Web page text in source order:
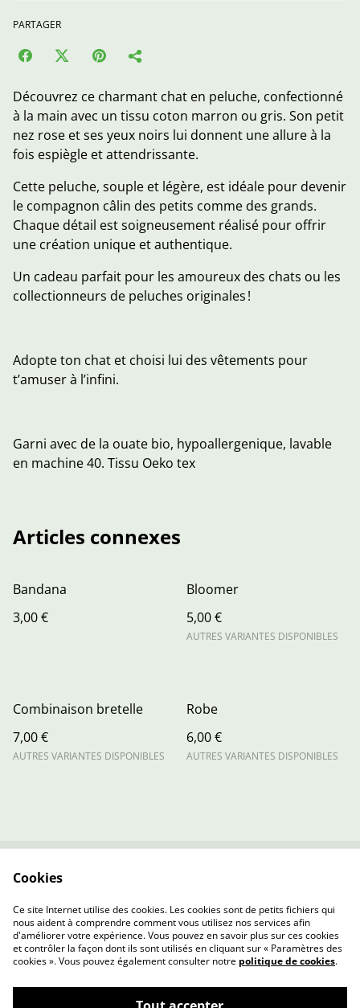
PARTAGER
Découvrez ce charmant chat en peluche, confectionné
à la main avec un tissu coton marron ou gris. Son petit
nez rose et ses yeux noirs lui donnent une allure à la
fois espiègle et attendrissante.
Cette peluche, souple et légère, est idéale pour devenir
le compagnon câlin des petits comme des grands.
Chaque détail est soigneusement réalisé pour offrir
une création unique et authentique.
Un cadeau parfait pour les amoureux des chats ou les
collectionneurs de peluches originales !
Adopte ton chat et choisi lui des vêtements pour
t’amuser à l’infini.
Garni avec de la ouate bio, hypoallergenique, lavable
en machine 40. Tissu Oeko tex
Articles connexes
Bandana
3,00 €
Bloomer
5,00 €
AUTRES VARIANTES DISPONIBLES
Combinaison bretelle
7,00 €
AUTRES VARIANTES DISPONIBLES
Robe
6,00 €
AUTRES VARIANTES DISPONIBLES
Politique de
confidentialité
Politique de cookies
Cookies
Ce site Internet utilise des cookies. Les cookies sont de petits fichiers qui
nous aident à comprendre comment vous utilisez nos services afin
d'améliorer votre expérience. Vous pouvez en savoir plus sur ces cookies
et contrôler la façon dont ils sont utilisés en cliquant sur « Paramètres des
cookies ». Vous pouvez également consulter notre politique de cookies.